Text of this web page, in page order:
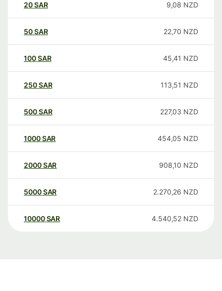
20SAR 9,08 NZD
50SAR 22,70 NZD
100SAR 45,41 NZD
250SAR 113,51 NZD
500SAR 227,03 NZD
1000SAR 454,05 NZD
2000SAR 908,10 NZD
5000SAR 2.270,26 NZD
10000 SAR 4.540,52 NZD